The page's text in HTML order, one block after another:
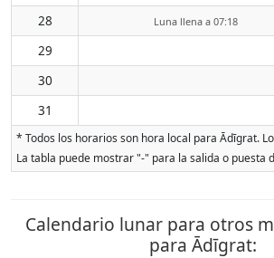
28
Luna llena a 07:18
29
30
31
* Todos los horarios son hora local para Ādīgrat.
La tabla puede mostrar "-" para la salida o puesta
Calendario lunar para otros
para Ādīgrat: